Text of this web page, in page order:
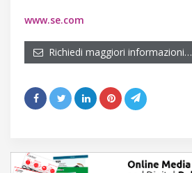
www.se.com
Richiedi maggiori informazioni…